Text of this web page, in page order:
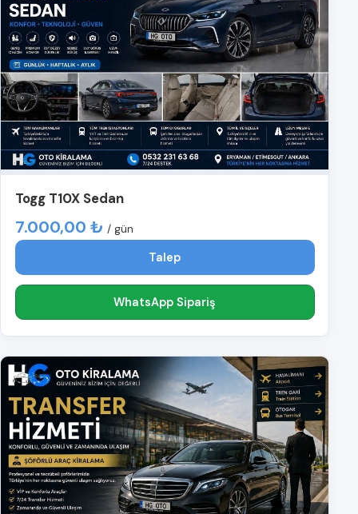
Togg T10X Sedan
7.000,00 ₺ / gün
Talep
WhatsApp Sipariş